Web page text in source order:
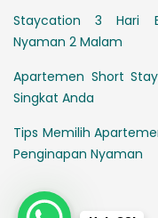
Staycation 3 Hari
Nyaman 2 Malam
Apartemen Short
Singkat Anda
Tips Memilih
Penginapan Nyaman